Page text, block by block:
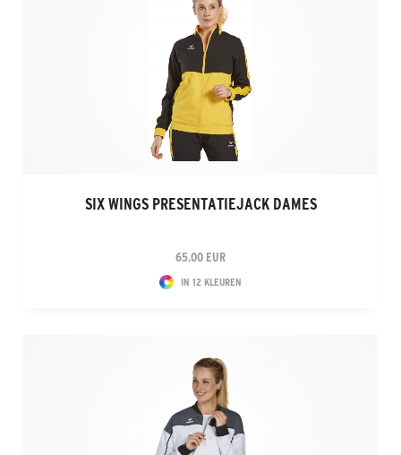
SIX WINGS PRESENTATIEJACK DAMES
65.00 EUR
IN 12 KLEUREN